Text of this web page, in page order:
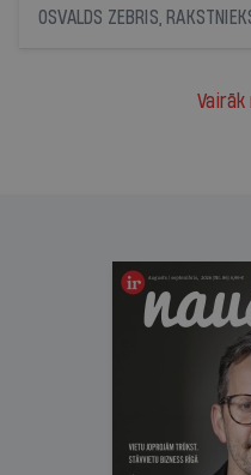
OSVALDS ZEBRIS,
Ir Nauda